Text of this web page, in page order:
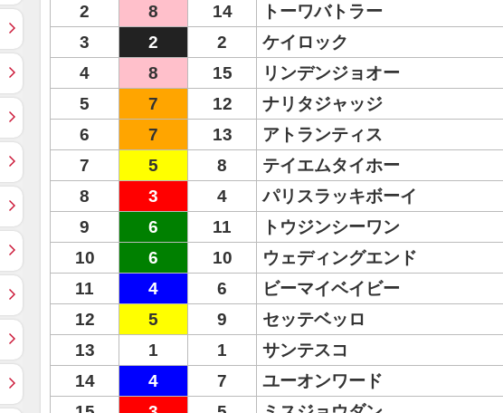
2
8 14 トーワバトラー
3
2 2 ケイロック
4
8 15 リンデンジョオー
5
7 12 ナリタジャッジ
6
7 13 アトランティス
7
5 8 テイエムタイホー
8
3 4 パリスラッキボーイ
9
6 11 トウジンシーワン
10
6 10 ウェディングエンド
11
4 6 ビーマイベイビー
12
5 9 セッテベッロ
13
1 1 サンテスコ
14
4 7 ユーオンワード